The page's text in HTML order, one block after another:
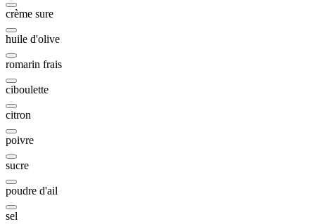
crème sure
huile d'olive
romarin frais
ciboulette
citron
poivre
sucre
poudre d'ail
sel